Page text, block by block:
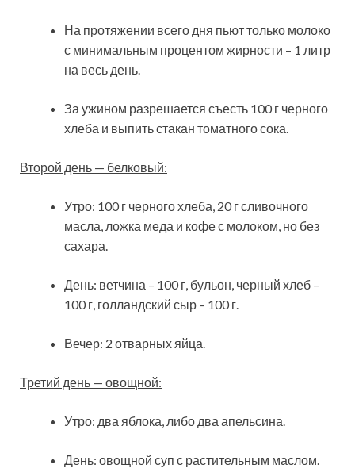
На протяжении всего дня пьют только молоко
с минимальным процентом жирности – 1 литр
на весь день.
За ужином разрешается съесть 100 г черного
хлеба и выпить стакан томатного сока.
Второй день — белковый:
Утро: 100 г черного хлеба, 20 г сливочного
масла, ложка меда и кофе с молоком, но без
сахара.
День: ветчина – 100 г, бульон, черный хлеб –
100 г, голландский сыр – 100 г.
Вечер: 2 отварных яйца.
Третий день — овощной:
Утро: два яблока, либо два апельсина.
День: овощной суп с растительным маслом.